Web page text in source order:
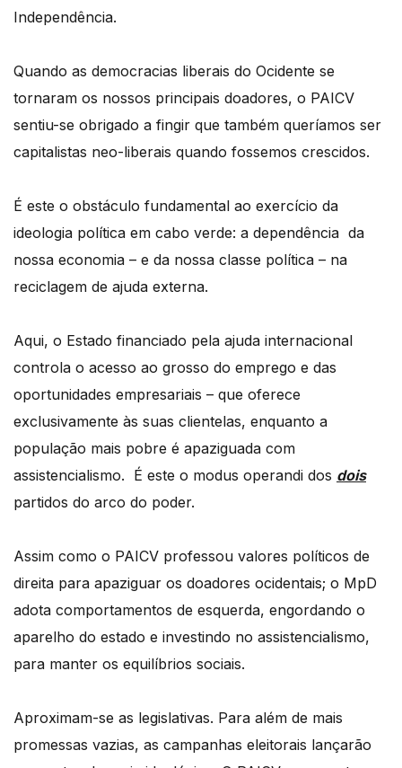
Independência.
Quando as democracias liberais do Ocidente se
tornaram os nossos principais doadores, o PAICV
sentiu-se obrigado a fingir que também queríamos ser
capitalistas neo-liberais quando fossemos crescidos.
É este o obstáculo fundamental ao exercício da
ideologia política em cabo verde: a dependência da
nossa economia – e da nossa classe política – na
reciclagem de ajuda externa.
Aqui, o Estado financiado pela ajuda internacional
controla o acesso ao grosso do emprego e das
oportunidades empresariais – que oferece
exclusivamente às suas clientelas, enquanto a
população mais pobre é apaziguada com
assistencialismo. É este o modus operandi dos dois
partidos do arco do poder.
Assim como o PAICV professou valores políticos de
direita para apaziguar os doadores ocidentais; o MpD
adota comportamentos de esquerda, engordando o
aparelho do estado e investindo no assistencialismo,
para manter os equilíbrios sociais.
Aproximam-se as legislativas. Para além de mais
promessas vazias, as campanhas eleitorais lançarão